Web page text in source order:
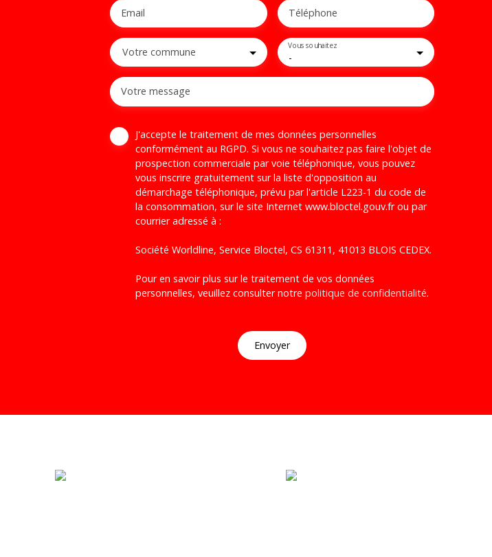
Email Téléphone
Votre commune -
Vous souhaitez
Votre message
J'accepte le traitement de mes données personnelles
conformément au RGPD. Si vous ne souhaitez pas faire l'objet de
prospection commerciale par voie téléphonique, vous pouvez
vous inscrire gratuitement sur la liste d'opposition au
démarchage téléphonique, prévu par l'article L223-1 du code de
la consommation, sur le site Internet www.bloctel.gouv.fr ou par
courrier adressé à :
Société Worldline, Service Bloctel, CS 61311, 41013 BLOIS CEDEX.
Pour en savoir plus sur le traitement de vos données
personnelles, veuillez consulter notre politique de confidentialité.
Envoyer